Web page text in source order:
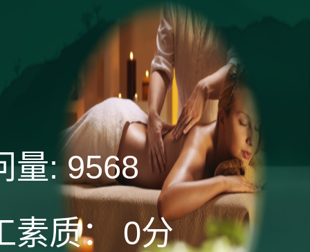
量: 9568
素质：
0分